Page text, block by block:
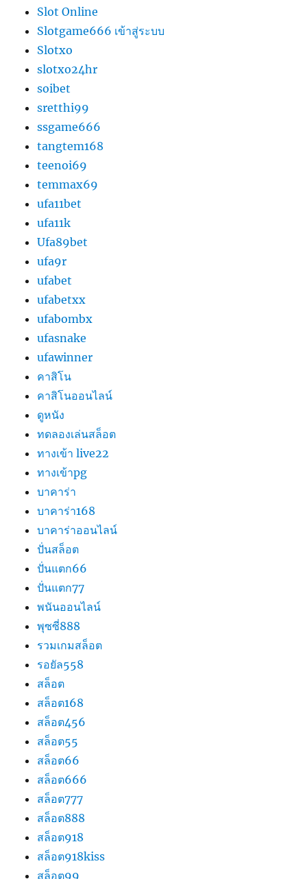
Slot Online
Slotgame666 เข้าสู่ระบบ
Slotxo
slotxo24hr
soibet
sretthi99
ssgame666
tangtem168
teenoi69
temmax69
ufa11bet
ufa11k
Ufa89bet
ufa9r
ufabet
ufabetxx
ufabombx
ufasnake
ufawinner
คาสิโน
คาสิโนออนไลน์
ดูหนัง
ทดลองเล่นสล็อต
ทางเข้า live22
ทางเข้าpg
บาคาร่า
บาคาร่า168
บาคาร่าออนไลน์
ปั่นสล็อต
ปั่นแตก66
ปั่นแตก77
พนันออนไลน์
พุซซี่888
รวมเกมสล็อต
รอยัล558
สล็อต
สล็อต168
สล็อต456
สล็อต55
สล็อต66
สล็อต666
สล็อต777
สล็อต888
สล็อต918
สล็อต918kiss
สล็อต99